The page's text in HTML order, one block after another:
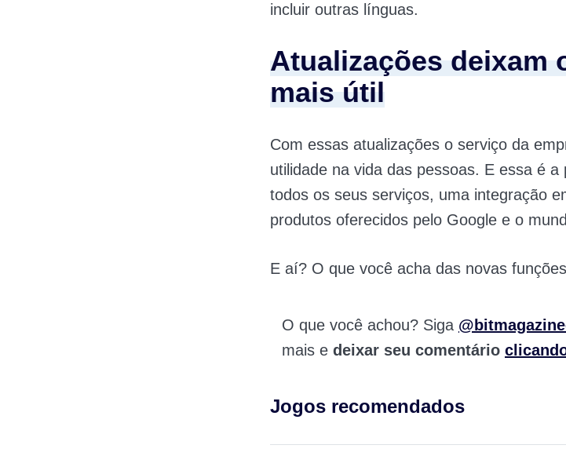
incluir outras línguas.
Atualizações deixam
mais útil
Com essas atualizações o serviço da
utilidade na vida das pessoas. E essa é
todos os seus serviços, uma integração
produtos oferecidos pelo Google e o
E aí? O que você acha das novas
O que você achou? Siga
mais e deixar seu comentário
Jogos recomendados